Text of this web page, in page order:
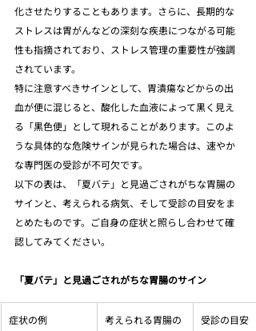
化させたりすることもあります。さらに、長期的な
ストレスは胃がんなどの深刻な疾患につながる可能
性も指摘されており、ストレス管理の重要性が強調
されています。
特に注意すべきサインとして、胃潰瘍などからの出
血が便に混じると、酸化した血液によって黒く見え
る「黒色便」として現れることがあります。このよ
うな具体的な危険サインが見られた場合は、速やか
な専門医の受診が不可欠です。
以下の表は、「夏バテ」と見過ごされがちな胃腸の
サインと、考えられる病気、そして受診の目安をま
とめたものです。ご自身の症状と照らし合わせて確
認してみてください。
「夏バテ」と見過ごされがちな胃腸のサイン
症状の例
考えられる胃腸の
受診の目安